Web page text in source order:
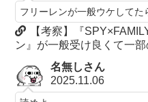
フリーレンが一般ウケしてた
【考察】『
ン』が一般受け良くて一
名無しさん
2025.11.06